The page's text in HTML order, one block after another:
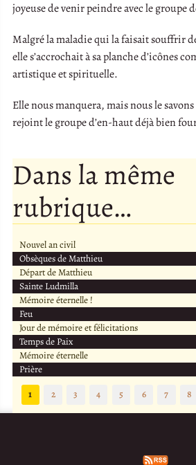
joyeuse de venir peindre avec le groupe
Malgré la maladie qui la faisait souffrir
elle s’accrochait à sa planche d’icônes
artistique et spirituelle.
Elle nous manquera, mais nous le
rejoint le groupe d’en-haut déjà bien
Dans la même
rubrique…
Nouvel an civil
Obsèques de Matthieu
Départ de Matthieu
Sainte Ludmilla
Mémoire éternelle !
Feu
Jour de mémoire et félicitations
Temps de Paix
Mémoire éternelle
Prière
1
2 3 4 5 6 7 8